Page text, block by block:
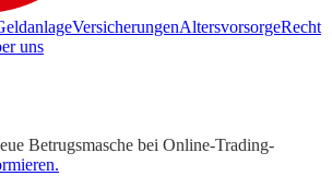
VersicherungenAltersvorsorgeRecht
uns
Betrugsmasche bei Online-Trading-